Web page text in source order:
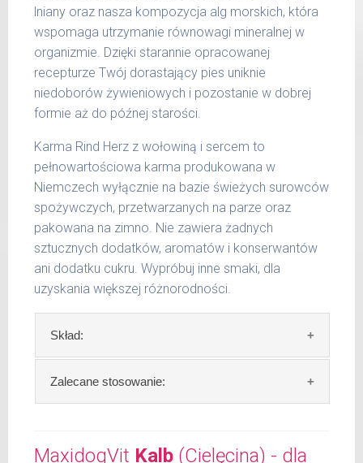
Waga netto/Nr art.: 200 g/1002 | 400
g/1018 | 800 g/1026
lniany oraz nasza kompozycja alg morskich, która
wspomaga utrzymanie równowagi mineralnej w
organizmie. Dzięki starannie opracowanej
recepturze Twój dorastający pies uniknie
niedoborów żywieniowych i pozostanie w dobrej
formie aż do późnej starości.
Karma Rind Herz z wołowiną i sercem to
pełnowartościowa karma produkowana w
Niemczech wyłącznie na bazie świeżych surowców
spożywczych, przetwarzanych na parze oraz
pakowana na zimno. Nie zawiera żadnych
sztucznych dodatków, aromatów i konserwantów
ani dodatku cukru. Wypróbuj inne smaki, dla
uzyskania większej różnorodności.
Skład:
Skład:mięso i produkty pochodzenia
zwierzęcego: 69% wołowina, 4% ziemniaki, 2%
Szczegółowa analiza składu:
Zalecane stosowanie:
świeży posiłek, oferujemy różne objętości
MaxidogVit Kalb (Cielęcina) - dla